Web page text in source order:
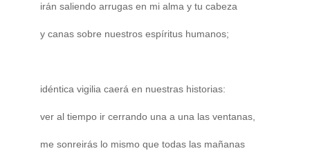
irán saliendo arrugas en mi alma y tu cabeza
y canas sobre nuestros espíritus humanos;
idéntica vigilia caerá en nuestras historias:
ver al tiempo ir cerrando una a una las ventanas,
me sonreirás lo mismo que todas las mañanas